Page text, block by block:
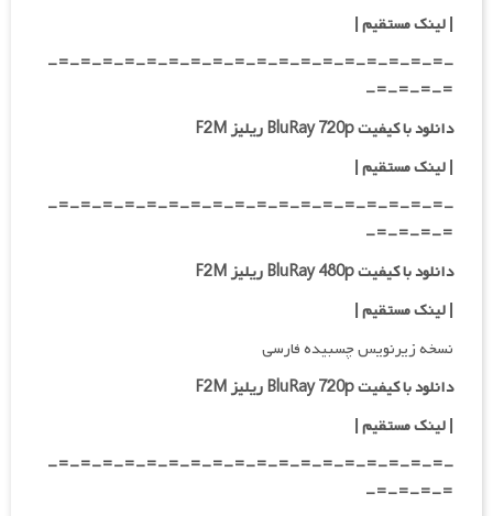
|لینک مستقیم|
-=-=-=-=-=-=-=-=-=-=-=-=-=-=-=-=-=-=-
=-=-=-=-
دانلود با کیفیت BluRay 720p ریلیز F2M
| لینک مستقیم|
-=-=-=-=-=-=-=-=-=-=-=-=-=-=-=-=-=-=-
=-=-=-=-
دانلود با کیفیت BluRay 480p ریلیز F2M
| لینک مستقیم|
نسخه زیرنویس چسبیده فارسی
دانلود با کیفیت BluRay 720p ریلیز F2M
| لینک مستقیم|
-=-=-=-=-=-=-=-=-=-=-=-=-=-=-=-=-=-=-
=-=-=-=-